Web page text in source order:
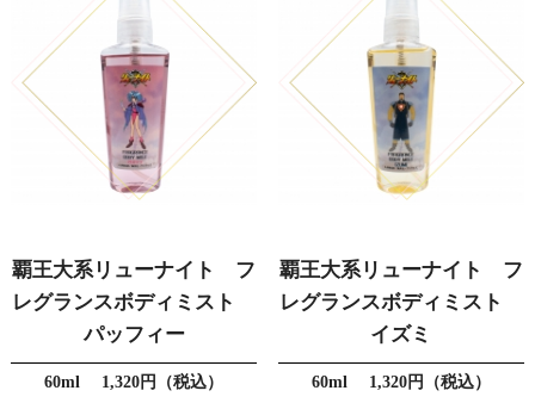
覇王大系リューナイト フ
レグランスボディミスト
パッフィー
60ml 1,320円（税込）
覇王大系リューナイト フ
レグランスボディミスト
イズミ
60ml 1,320円（税込）